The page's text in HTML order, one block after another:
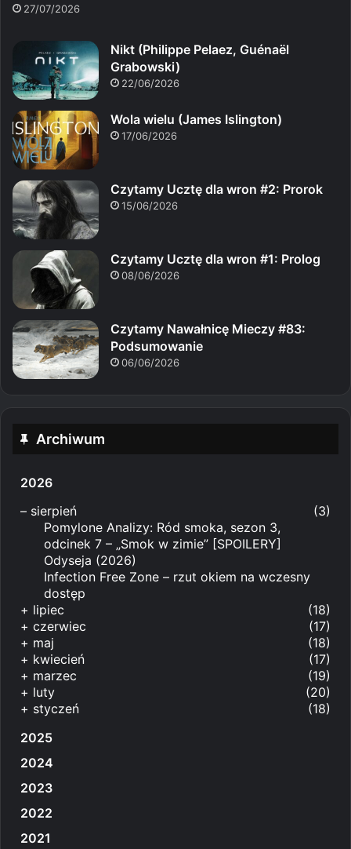
27/07/2026
Nikt (Philippe Pelaez, Guénaël
Grabowski)
22/06/2026
Wola wielu (James Islington)
17/06/2026
Czytamy Ucztę dla wron #2: Prorok
15/06/2026
Czytamy Ucztę dla wron #1: Prolog
08/06/2026
Czytamy Nawałnicę Mieczy #83:
Podsumowanie
06/06/2026
Archiwum
2026
– sierpień
(3)
Pomylone Analizy: Ród smoka, sezon 3,
odcinek 7 – „Smok w zimie” [SPOILERY]
Odyseja (2026)
Infection Free Zone – rzut okiem na wczesny
dostęp
+ lipiec
(18)
+ czerwiec
(17)
+ maj
(18)
+ kwiecień
(17)
+ marzec
(19)
+ luty
(20)
+ styczeń
(18)
2025
2024
2023
2022
2021